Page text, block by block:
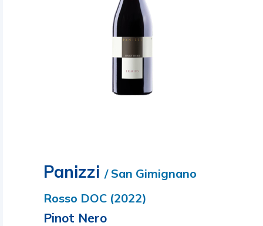
Panizzi / San Gimignano
Rosso DOC (2022)
Pinot Nero